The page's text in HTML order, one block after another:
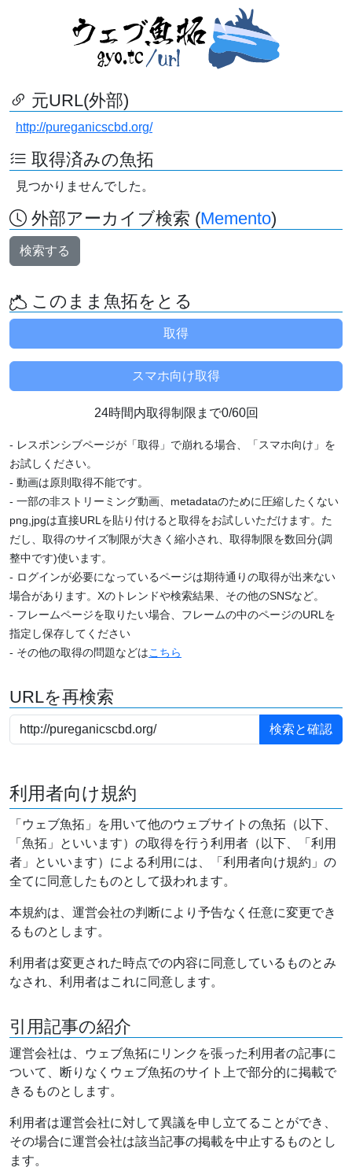
元URL(外部)
http://pureganicscbd.org/
取得済みの魚拓
見つかりませんでした。
外部アーカイブ検索 (Memento)
検索する
このまま魚拓をとる
24時間内取得制限まで0/60回
- レスポンシブページが「取得」で崩れる場合、「スマホ向け」を
お試しください。
- 動画は原則取得不能です。
- 一部の非ストリーミング動画、metadataのために圧縮したくない
png,jpgは直接URLを貼り付けると取得をお試しいただけます。た
だし、取得のサイズ制限が大きく縮小され、取得制限を数回分(調
整中です)使います。
- ログインが必要になっているページは期待通りの取得が出来ない
場合があります。Xのトレンドや検索結果、その他のSNSなど。
- フレームページを取りたい場合、フレームの中のページのURLを
指定し保存してください
- その他の取得の問題などはこちら
URLを再検索
利用者向け規約
「ウェブ魚拓」を用いて他のウェブサイトの魚拓（以下、
「魚拓」といいます）の取得を行う利用者（以下、「利用
者」といいます）による利用には、「利用者向け規約」の
全てに同意したものとして扱われます。
本規約は、運営会社の判断により予告なく任意に変更でき
るものとします。
利用者は変更された時点での内容に同意しているものとみ
なされ、利用者はこれに同意します。
引用記事の紹介
運営会社は、ウェブ魚拓にリンクを張った利用者の記事に
ついて、断りなくウェブ魚拓のサイト上で部分的に掲載で
きるものとします。
利用者は運営会社に対して異議を申し立てることができ、
その場合に運営会社は該当記事の掲載を中止するものとし
ます。